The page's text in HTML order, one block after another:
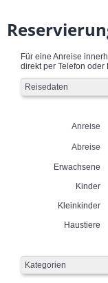
Für eine Anreise
direkt per Telefon oder
Reisedaten
Anreise
Abreise
Erwachsene
Kinder
Kleinkinder
Haustiere
Kategorien